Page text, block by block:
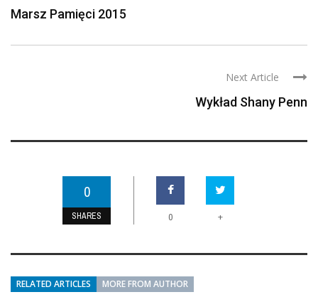
Marsz Pamięci 2015
Next Article
Wykład Shany Penn
0
SHARES 0 +
RELATED ARTICLES MORE FROM AUTHOR